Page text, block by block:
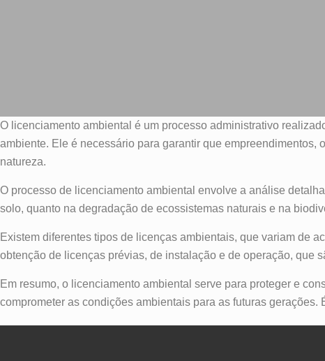
O licenciamento ambiental é um processo administrativo
ambiente. Ele é necessário para garantir que
natureza.
O processo de licenciamento ambiental envolve a análise
solo, quanto na degradação de ecossistemas naturais e na
Existem diferentes tipos de licenças ambientais, que variam de
obtenção de licenças prévias, de instalação e de operação, que
Em resumo, o licenciamento ambiental serve para proteger e
comprometer as condições ambientais para as futuras